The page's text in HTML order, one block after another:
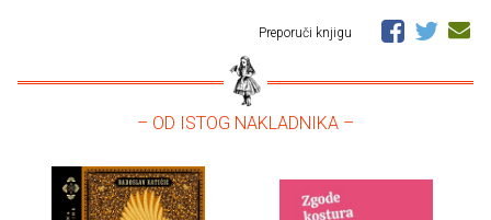
Preporuči knjigu
– OD ISTOG NAKLADNIKA –